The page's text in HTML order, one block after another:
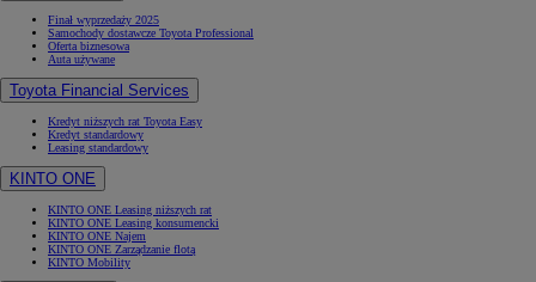
Finał wyprzedaży 2025
Samochody dostawcze Toyota Professional
Oferta biznesowa
Auta używane
Toyota Financial Services
Kredyt niższych rat Toyota Easy
Kredyt standardowy
Leasing standardowy
KINTO ONE
KINTO ONE Leasing niższych rat
KINTO ONE Leasing konsumencki
KINTO ONE Najem
KINTO ONE Zarządzanie flotą
KINTO Mobility